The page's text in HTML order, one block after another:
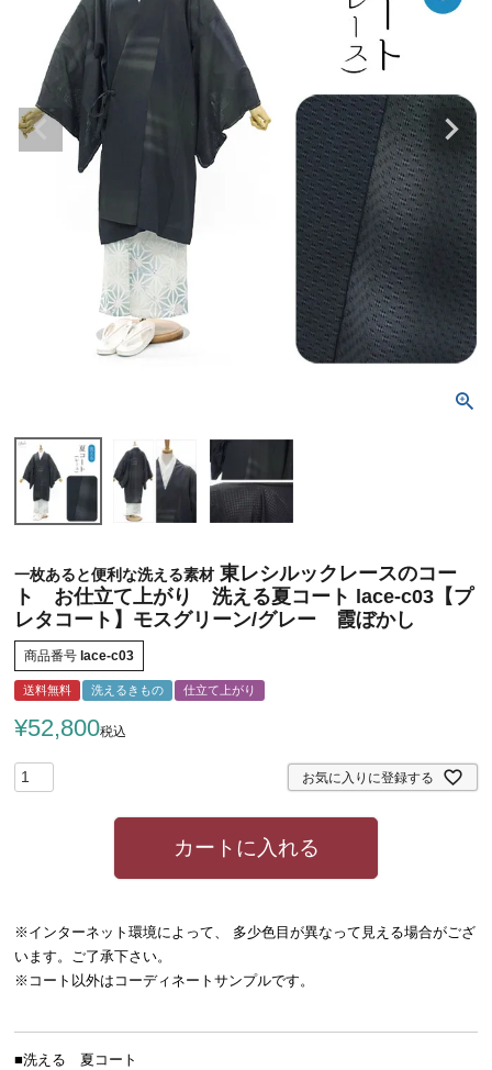
一枚あると便利な洗える素材 東レシルックレースのコー
ト お仕立て上がり 洗える夏コート lace-c03【プ
レタコート】モスグリーン/グレー 霞ぼかし
商品番号 lace-c03
送料無料 洗えるきもの 仕立て上がり
¥52,800税込
お気に入りに登録する
カートに入れる
※インターネット環境によって、 多少色目が異なって見える場合がござ
います。ご了承下さい。
※コート以外はコーディネートサンプルです。
■洗える 夏コート